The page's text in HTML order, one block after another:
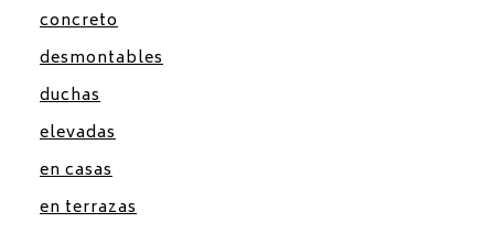
concreto
desmontables
duchas
elevadas
en casas
en terrazas